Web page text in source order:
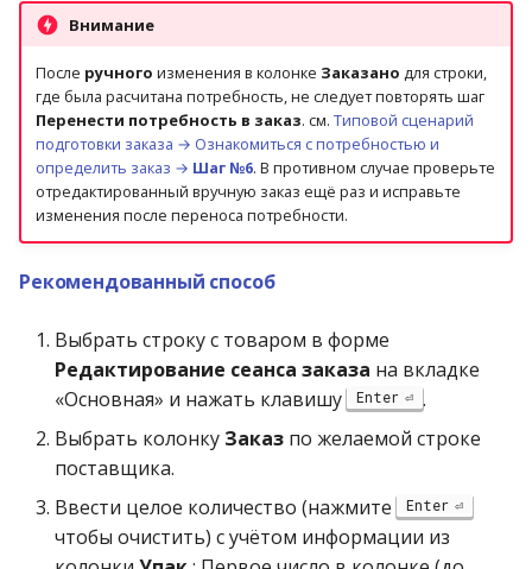
Внимание
После ручного изменения в колонке Заказано для строки,
где была расчитана потребность, не следует повторять шаг
Перенести потребность в заказ. см. Типовой сценарий
подготовки заказа → Ознакомиться с потребностью и
определить заказ → Шаг №6. В противном случае проверьте
отредактированный вручную заказ ещё раз и исправьте
изменения после переноса потребности.
Рекомендованный способ
Выбрать строку с товаром в форме
Редактирование сеанса заказа на вкладке
«Основная» и нажать клавишу
Enter
.
Выбрать колонку Заказ по желаемой строке
поставщика.
Ввести целое количество (нажмите
Enter
чтобы очистить) с учётом информации из